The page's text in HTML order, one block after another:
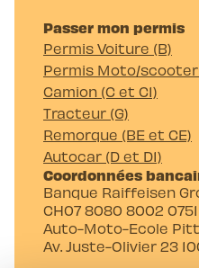
Passer mon permis
Permis Voiture (B)
Permis Moto/scooter
Camion (C et C1)
Tracteur (G)
Remorque (BE et CE)
Autocar (D et D1)
Coordonnées
Banque Raiffeisen
CH07 8080 8002
Auto-Moto-Ecole
Av. Juste-Olivier 23